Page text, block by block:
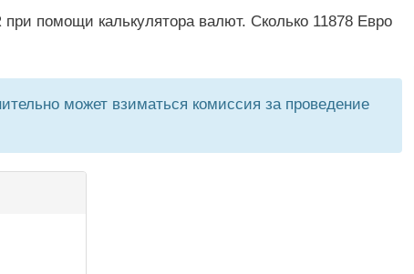
помощи калькулятора валют. Сколько 11878 Евро
может взиматься комиссия за проведение